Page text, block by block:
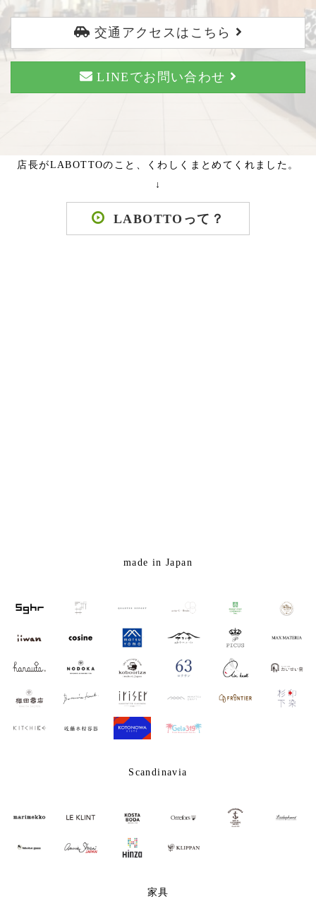
交通アクセスはこちら
LINEでお問い合わせ
店長がLABOTTOのこと、くわしくまとめてくれました。
↓
LABOTTOって？
made in Japan
Scandinavia
家具